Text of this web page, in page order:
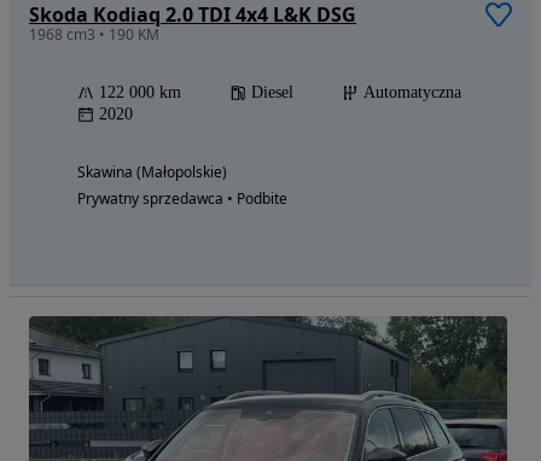
Skoda Kodiaq 2.0 TDI 4x4 L&K DSG
1968 cm3 • 190 KM
122 000 km Diesel
Automatyczna
2020
Skawina (Małopolskie)
Prywatny sprzedawca • Podbite